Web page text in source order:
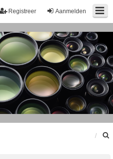
Aanmelden
Registreer